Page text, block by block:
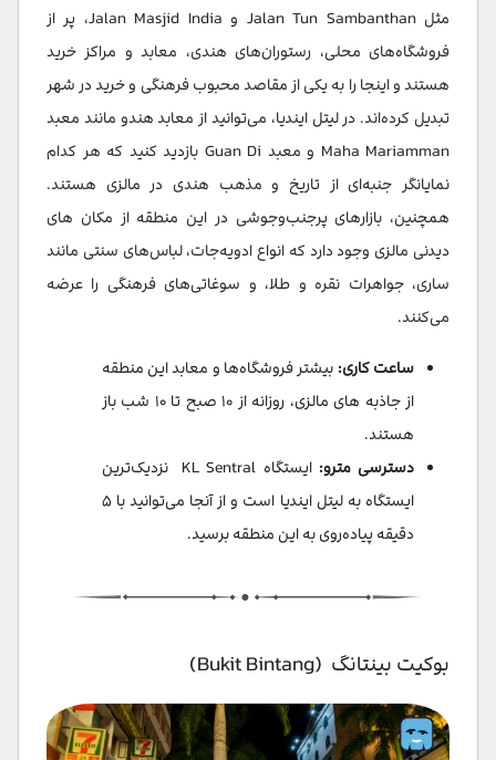
مثل Jalan Tun Sambanthan و Jalan Masjid India، پر از
فروشگاه‌های محلی، رستوران‌های هندی، معابد و مراکز خرید
هستند و اینجا را به یکی از مقاصد محبوب فرهنگی و خرید در شهر
تبدیل کرده‌اند. در ليتل ایندیا، می‌توانید از معابد هندو مانند معبد
Maha Mariamman و معبد Guan Di بازدید کنید که هر کدام
نمایانگر جنبه‌ای از تاریخ و مذهب هندی در مالزی هستند.
همچنین، بازارهای پرجنب‌وجوشی در این منطقه از مکان های
دیدنی مالزی وجود دارد که انواع ادویه‌جات، لباس‌های سنتی مانند
ساری، جواهرات نقره و طلا، و سوغاتی‌های فرهنگی را عرضه
می‌کنند.​
ساعت کاری: بیشتر فروشگاه‌ها و معابد این منطقه
از جاذبه های مالزی، روزانه از ۱۰ صبح تا ۱۰ شب باز
هستند.
دسترسی مترو:
ایستگاه KL Sentral نزدیک‌ترین
ایستگاه به ليتل ایندیا است و از آنجا می‌توانید با ۵
دقیقه پیاده‌روی به این منطقه برسید.
بوکیت بینتانگ (Bukit Bintang)